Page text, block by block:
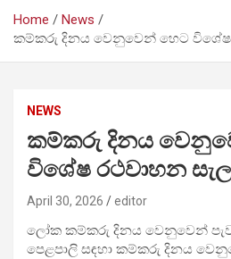
Home
News
කම්කරු දිනය වෙනුවෙන් හෙට විශේෂ
NEWS
කම්කරු දිනය
විශේෂ රථවාහන
April 30, 2026 editor
ලෝක කම්කරු දිනය වෙනුවෙන්
පෙළපාලි සඳහා කම්කරු දිනය